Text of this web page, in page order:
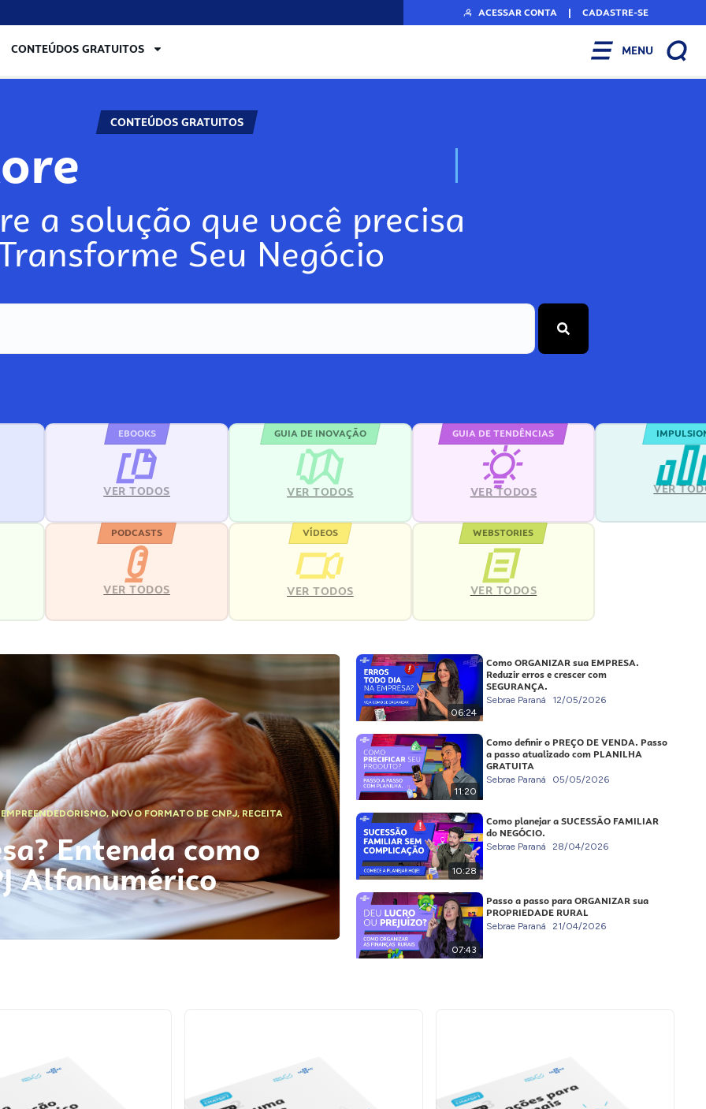
ACESSAR CONTA | CADASTRE-SE
CONTEÚDOS GRATUITOS MENU
CONTEÚDOS GRATUITOS
N
a solução que você precisa
Seu Negócio
EBOOKS
VER TODOS
GUIA DE INOVAÇÃO
VER TODOS
GUIA DE TENDÊNCIAS
VER TODOS VER
PODCASTS
VER TODOS
VÍDEOS
VER TODOS
WEBSTORIES
VER TODOS
EMPREENDEDORISMO,NOVO FORMATO DE CNPJ,RECEITA
Entenda como
Alfanumérico
06:24
Como ORGANIZAR sua EMPRESA.
Reduzir erros e crescer com
SEGURANÇA.
Sebrae Paraná 12/05/2026
11:20
Como definir o PREÇO DE VENDA. Passo
a passo atualizado com PLANILHA
GRATUITA
Sebrae Paraná 05/05/2026
10:28
Como planejar a SUCESSÃO FAMILIAR
do NEGÓCIO.
Sebrae Paraná 28/04/2026
07:43
Passo a passo para ORGANIZAR sua
PROPRIEDADE RURAL
Sebrae Paraná 21/04/2026